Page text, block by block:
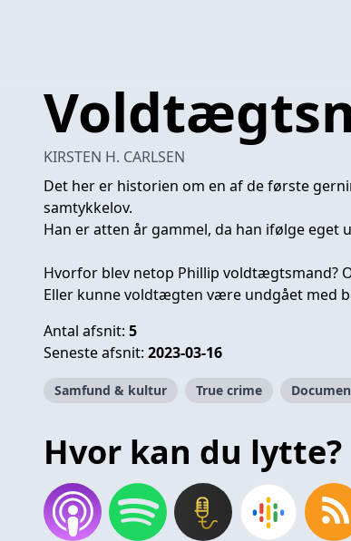
KIRSTEN H. CARLSEN
Det her er historien om en af de første
samtykkelov.
Han er atten år gammel, da han ifølge
Hvorfor blev netop Phillip voldtægtsmand?
Eller kunne voldtægten være undgået med
Antal afsnit: 5
Seneste afsnit: 2023-03-16
Samfund & kultur True crime
Hvor kan du lytte?